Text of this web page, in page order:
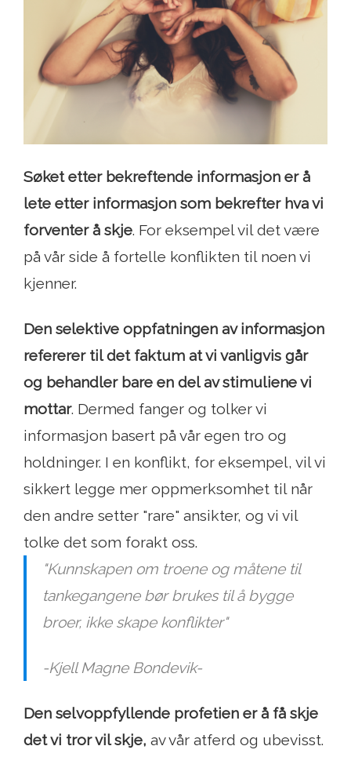
Søket etter bekreftende informasjon er å
lete etter informasjon som bekrefter hva vi
forventer å skje. For eksempel vil det være
på vår side å fortelle konflikten til noen vi
kjenner.
Den selektive oppfatningen av informasjon
refererer til det faktum at vi vanligvis går
og behandler bare en del av stimuliene vi
mottar. Dermed fanger og tolker vi
informasjon basert på vår egen tro og
holdninger. I en konflikt, for eksempel, vil vi
sikkert legge mer oppmerksomhet til når
den andre setter "rare" ansikter, og vi vil
tolke det som forakt oss.
"Kunnskapen om troene og måtene til
tankegangene bør brukes til å bygge
broer, ikke skape konflikter"
-Kjell Magne Bondevik-
Den selvoppfyllende profetien er å få skje
det vi tror vil skje, av vår atferd og ubevisst.